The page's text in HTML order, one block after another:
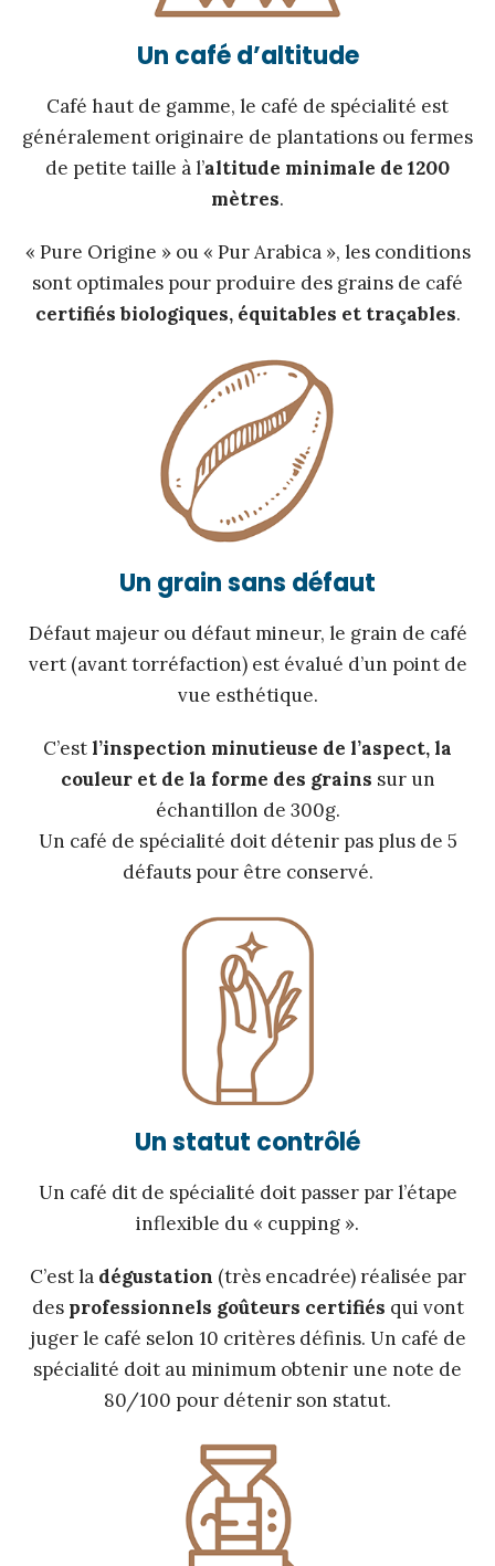
Un café d’altitude
Café haut de gamme, le café de spécialité est
généralement originaire de plantations ou fermes
de petite taille à l’altitude minimale de 1200
mètres.
« Pure Origine » ou « Pur Arabica », les conditions
sont optimales pour produire des grains de café
certifiés biologiques, équitables et traçables.
Un grain sans défaut
Défaut majeur ou défaut mineur, le grain de café
vert (avant torréfaction) est évalué d’un point de
vue esthétique.
C’estl’inspection minutieuse de l’aspect, la
couleur et de la forme des grains sur un
échantillon de 300g.
Un café de spécialité doit détenir pas plus de 5
défauts pour être conservé.
Un statut contrôlé
Un café dit de spécialité doit passer par l’étape
inflexible du « cupping ».
C’est la dégustation (très encadrée) réalisée par
des professionnels goûteurs certifiés qui vont
juger le café selon 10 critères définis. Un café de
spécialité doit au minimum obtenir une note de
80/100 pour détenir son statut.